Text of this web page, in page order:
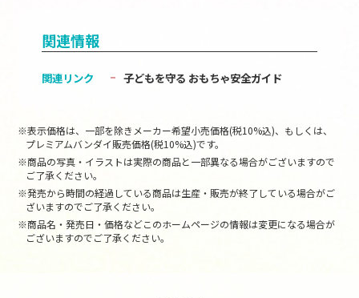
関連情報
関連リンク 子どもを守る おもちゃ安全ガイド
※表示価格は、一部を除きメーカー希望小売価格(税10%込)、もしくは、
プレミアムバンダイ販売価格(税10%込)です。
※商品の写真・イラストは実際の商品と一部異なる場合がございますので
ご了承ください。
※発売から時間の経過している商品は生産・販売が終了している場合がご
ざいますのでご了承ください。
※商品名・発売日・価格などこのホームページの情報は変更になる場合が
ございますのでご了承ください。